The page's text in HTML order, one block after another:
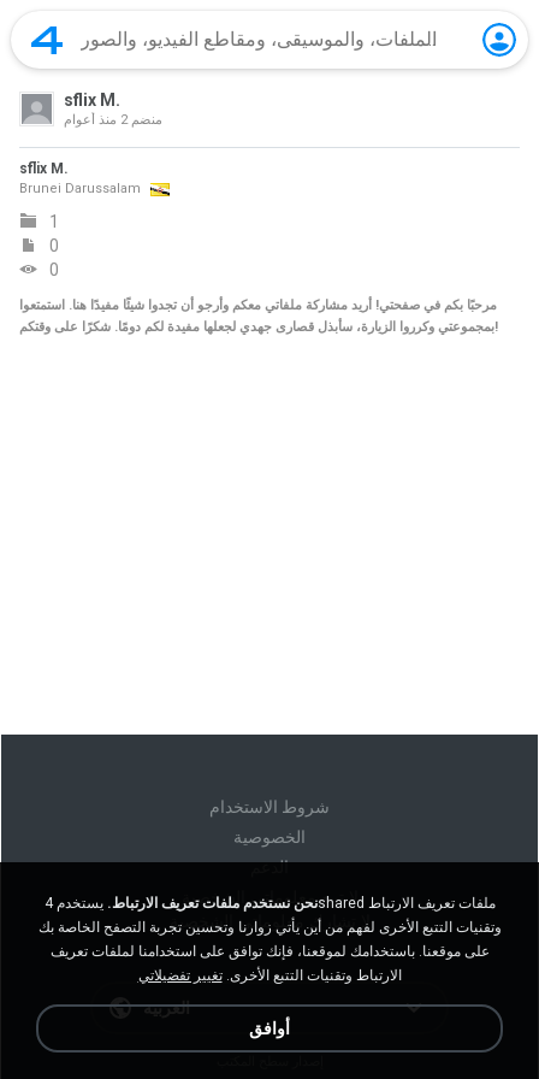
sflix M.
منضم 2 منذ أعوام
sflix M.
Brunei Darussalam
1
0
0
مرحبًا بكم في صفحتي! أريد مشاركة ملفاتي معكم وأرجو أن تجدوا شيئًا مفيدًا هنا. استمتعوا
بمجموعتي وكرروا الزيارة، سأبذل قصارى جهدي لجعلها مفيدة لكم دومًا. شكرًا على وقتكم!
شروط الاستخدام
الخصوصية
الدعم
لا تبيع معلوماتي الشخصية
لا تشارك معلوماتي الشخصية
العربية
نحن نستخدم ملفات تعريف الارتباط.
يستخدم 4shared ملفات تعريف الارتباط
وتقنيات التتبع الأخرى لفهم من أين يأتي زوارنا وتحسين تجربة التصفح الخاصة بك
على موقعنا. باستخدامك لموقعنا، فإنك توافق على استخدامنا لملفات تعريف
الارتباط وتقنيات التتبع الأخرى.تغيير تفضيلاتي
أوافق